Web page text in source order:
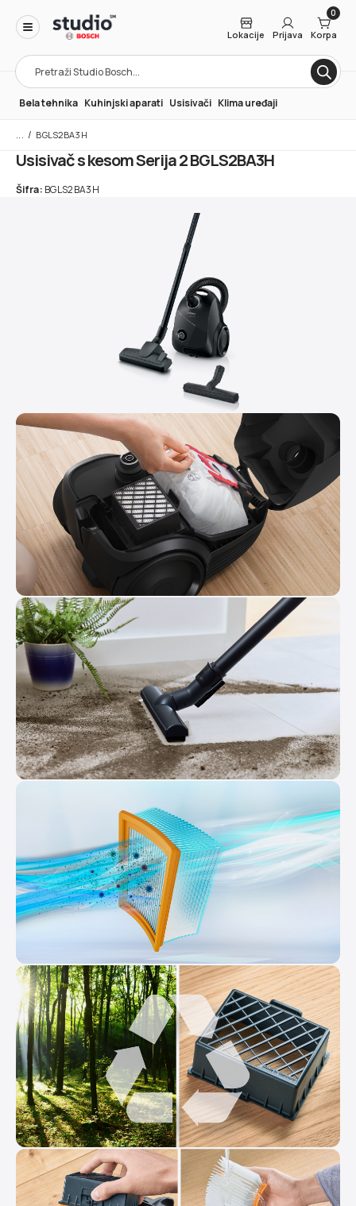
Products
search
Lokacije Prijava
0
Korpa
Bela tehnika Kuhinjski aparati Usisivači Klima uređaji
/ BGLS2BA3H
Usisivač s kesom Serija 2 BGLS2BA3H
Šifra: BGLS2BA3H